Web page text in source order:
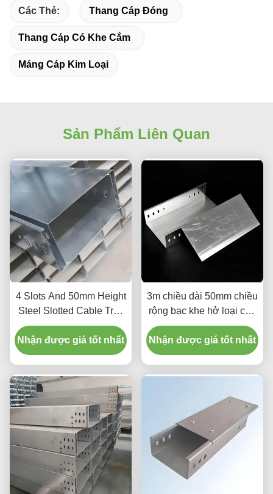
Các Thẻ: Thang Cáp Đóng
Thang Cáp Có Khe Cắm
Máng Cáp Kim Loại
Sản Phẩm Liên Quan
4 Slots And 50mm Height
Steel Slotted Cable Tray
For Indoor Outdoor
Nhận được giá tốt nhất
3m chiều dài 50mm chiều
rộng bạc khe hở loại cáp
khoan cho quản lý cáp và
tổ chức
Nhận được giá tốt nhất